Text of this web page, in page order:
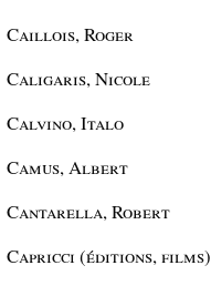
Caillois, Roger
Caligaris, Nicole
Calvino, Italo
Camus, Albert
Cantarella, Robert
Capricci (éditions, films)